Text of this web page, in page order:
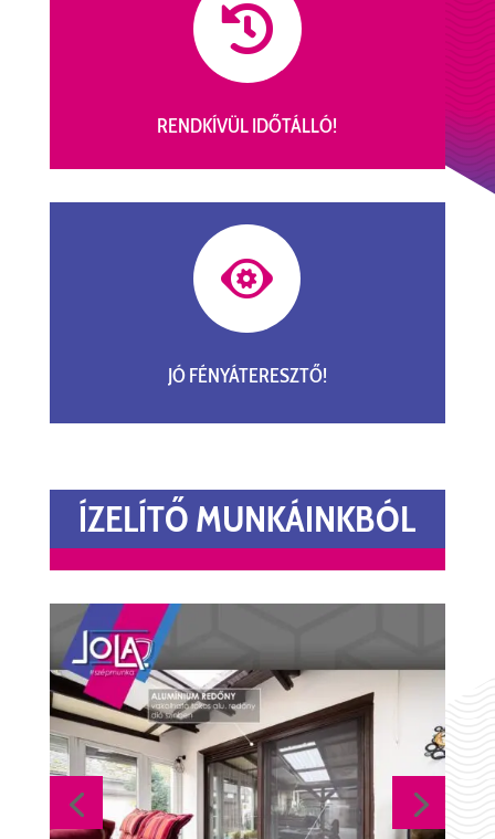

RENDKÍVÜL IDŐTÁLLÓ!

JÓ FÉNYÁTERESZTŐ!
ÍZELÍTŐ MUNKÁINKBÓL